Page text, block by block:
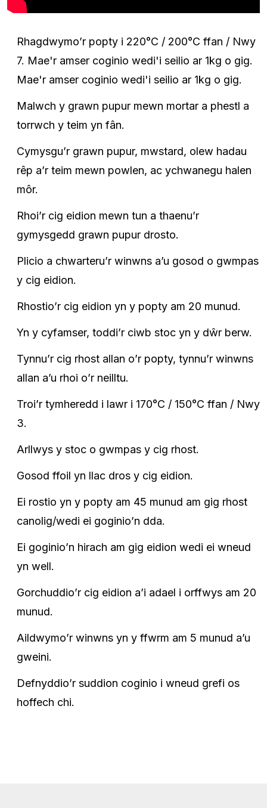
Rhagdwymo’r popty i 220°C / 200°C ffan / Nwy
7. Mae'r amser coginio wedi'i seilio ar 1kg o gig.
Mae'r amser coginio wedi'i seilio ar 1kg o gig.
Malwch y grawn pupur mewn mortar a phestl a
torrwch y teim yn fân.
Cymysgu’r grawn pupur, mwstard, olew hadau
rêp a’r teim mewn powlen, ac ychwanegu halen
môr.
Rhoi’r cig eidion mewn tun a thaenu’r
gymysgedd grawn pupur drosto.
Plicio a chwarteru’r winwns a’u gosod o gwmpas
y cig eidion.
Rhostio’r cig eidion yn y popty am 20 munud.
Yn y cyfamser, toddi’r ciwb stoc yn y dŵr berw.
Tynnu’r cig rhost allan o’r popty, tynnu’r winwns
allan a’u rhoi o’r neilltu.
Troi’r tymheredd i lawr i 170°C / 150°C ffan / Nwy
3.
Arllwys y stoc o gwmpas y cig rhost.
Gosod ffoil yn llac dros y cig eidion.
Ei rostio yn y popty am 45 munud am gig rhost
canolig/wedi ei goginio’n dda.
Ei goginio’n hirach am gig eidion wedi ei wneud
yn well.
Gorchuddio’r cig eidion a’i adael i orffwys am 20
munud.
Aildwymo’r winwns yn y ffwrm am 5 munud a’u
gweini.
Defnyddio’r suddion coginio i wneud grefi os
hoffech chi.